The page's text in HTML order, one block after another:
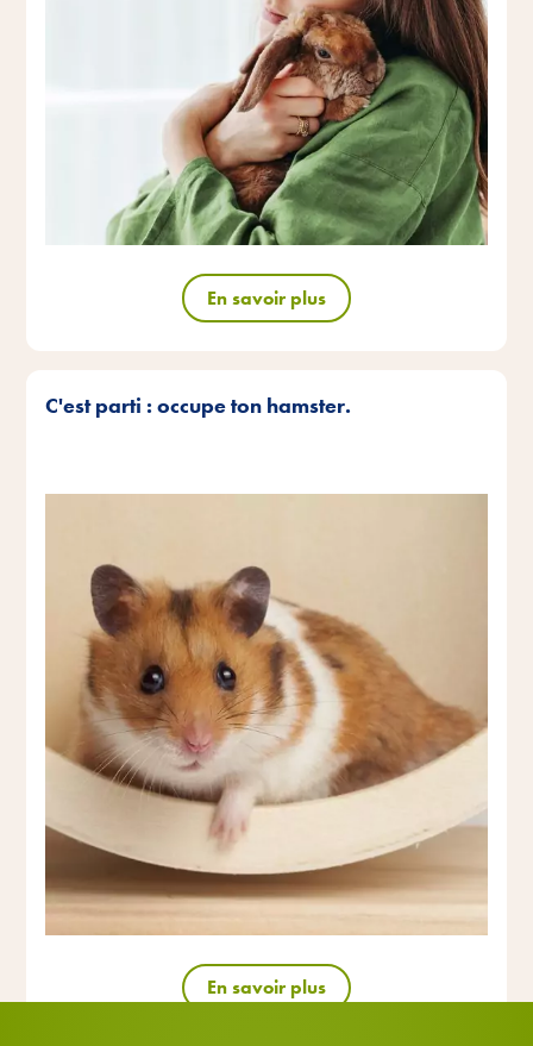
En savoir plus
C'est parti : occupe ton hamster.
En savoir plus